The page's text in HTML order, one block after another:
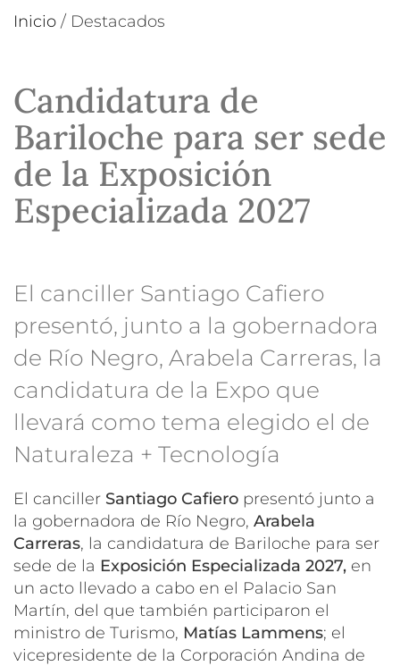
Inicio / Destacados
Candidatura de
Bariloche para ser sede
de la Exposición
Especializada 2027
El canciller Santiago Cafiero
presentó, junto a la gobernadora
de Río Negro, Arabela Carreras, la
candidatura de la Expo que
llevará como tema elegido el de
Naturaleza + Tecnología
El canciller Santiago Cafiero presentó junto a
la gobernadora de Río Negro, Arabela
Carreras, la candidatura de Bariloche para ser
sede de la Exposición Especializada 2027, en
un acto llevado a cabo en el Palacio San
Martín, del que también participaron el
ministro de Turismo, Matías Lammens; el
vicepresidente de la Corporación Andina de